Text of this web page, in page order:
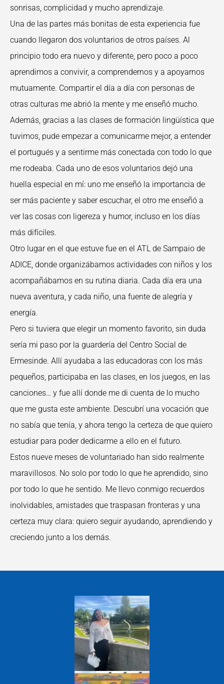
sonrisas, complicidad y mucho aprendizaje.
Una de las partes más bonitas de esta experiencia fue
cuando llegaron dos voluntarios de otros países. Al
principio todo era nuevo y diferente, pero poco a poco
aprendimos a convivir, a comprendernos y a apoyarnos
mutuamente. Compartir el día a día con personas de
otras culturas me abrió la mente y me enseñó mucho.
Además, gracias a las clases de formación lingüística que
tuvimos, pude empezar a comunicarme mejor, a entender
el portugués y a sentirme más conectada con todo lo que
me rodeaba. Cada uno de esos voluntarios dejó una
huella especial en mí: uno me enseñó la importancia de
ser más paciente y saber escuchar, el otro me enseñó a
ver las cosas con ligereza y humor, incluso en los días
más difíciles.
Otro lugar en el que estuve fue en el ATL de Sampaio de
ADICE, donde organizábamos actividades con niños y los
acompañábamos en su rutina diaria. Cada día era una
nueva aventura, y cada niño, una fuente de alegría y
energía.
Pero si tuviera que elegir un momento favorito, sin duda
sería mi paso por la guardería del Centro Social de
Ermesinde. Allí ayudaba a las educadoras con los más
pequeños, participaba en las clases, en los juegos, en las
canciones… y fue allí donde me di cuenta de lo mucho
que me gusta este ambiente. Descubrí una vocación que
no sabía que tenía, y ahora tengo la certeza de que quiero
estudiar para poder dedicarme a ello en el futuro.
Estos nueve meses de voluntariado han sido realmente
maravillosos. No solo por todo lo que he aprendido, sino
por todo lo que he sentido. Me llevo conmigo recuerdos
inolvidables, amistades que traspasan fronteras y una
certeza muy clara: quiero seguir ayudando, aprendiendo y
creciendo junto a los demás.